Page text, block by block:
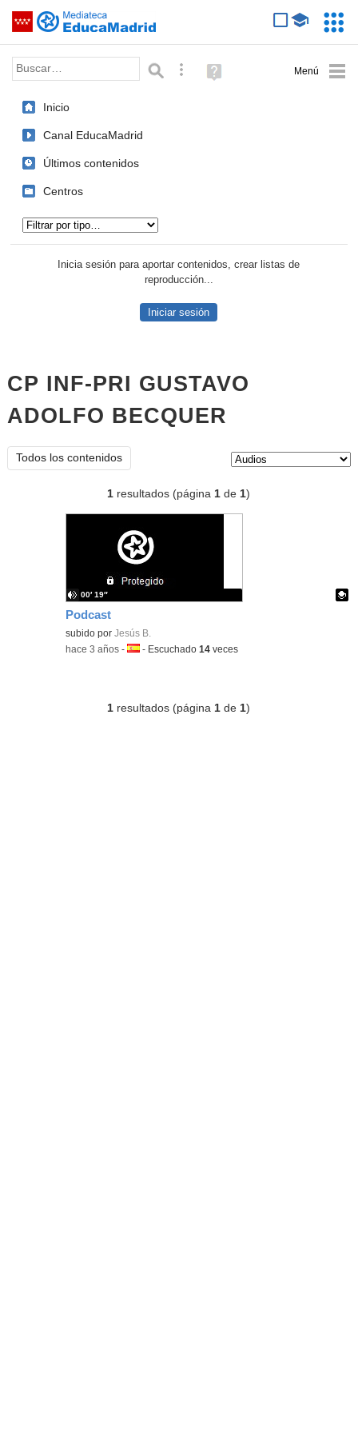
Saltar navegación
Palabra o frase: Búsqueda avanzada
Ayuda
(en
Inicio
Canal EducaMadrid
Últimos contenidos
Centros
Inicia sesión para aportar contenidos, crear listas de
reproducción...
Iniciar sesión
CP INF-PRI GUSTAVO
ADOLFO BECQUER
Todos los contenidos
1 resultados (página1 de1)
Podcast
Contenido educativo.
subido porJesús B.
00′ 19″
-hace 3 años -Idioma:
- Escuchado14 veces
1 resultados (página 1 de 1)